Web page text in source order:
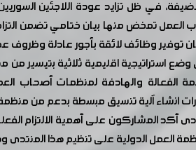
في ظل تزايد عودة اللاجئين
تمخض منها بيان ختامي تضمن التزام
وظائف لائقة بأجور عادلة وظروف
استراتيجية اقليمية ثلاثية بتيسير
الفعالة والهادفة لمنظمات أصحاب
انشاء آلية تنسيق مبسطة بدعم من منظمة
أكد المشاركون على أهمية الالتزام
العمل الدولية على تنظيم هذا المنتدى